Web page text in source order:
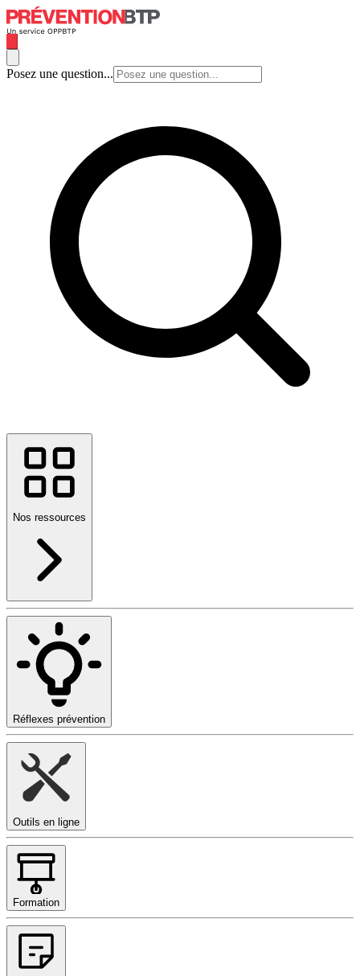
Posez une question...
Nos ressources
Réflexes prévention
Outils en ligne
Formation